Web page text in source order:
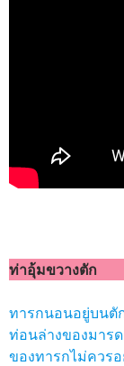
ท่าอุ้มขวางตัก
ทารกนอนอยู่บนตั
ท่อนล่างของมาร
ของทารกไม่ควร